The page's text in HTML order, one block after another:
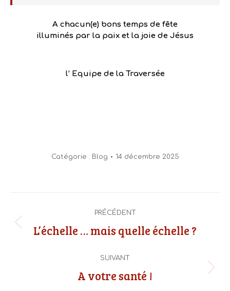
A chacun(e) bons temps de fête
illuminés par la paix et la joie de Jésus
l’ Equipe de la Traversée
Catégorie : Blog 14 décembre 2025
article
PRÉCÉDENT
Article
précédent
L’échelle … mais quelle échelle ?
SUIVANT
Article
suivant
A votre santé !